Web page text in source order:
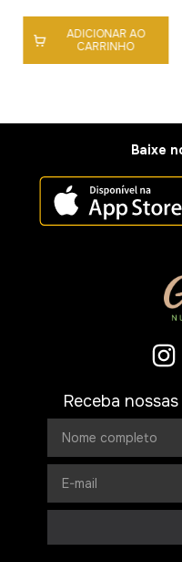
ADICIONAR AO
CARRINHO
Baixe
Receba